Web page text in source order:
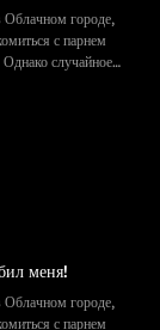
Облачном городе,
с парнем
случайное
семья избивает
Позже, придя на
узнают — тот
меня!
Облачном городе,
с парнем